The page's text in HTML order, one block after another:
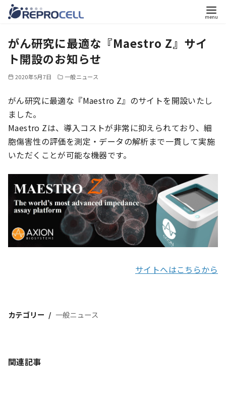
がん研究に最適な『Maestro Z』サイ
ト開設のお知らせ
2020年5月7日 一般ニュース
がん研究に最適な『Maestro Z』のサイトを開設いたし
ました。
Maestro Zは、導入コストが非常に抑えられており、細
胞傷害性の評価を測定・データの解析まで一貫して実施
いただくことが可能な機器です。
サイトへはこちらから
カテゴリー 一般ニュース
関連記事